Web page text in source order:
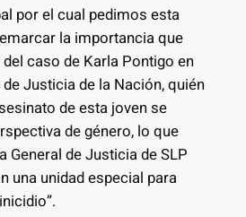
por el cual pedimos esta
la importancia que
caso de Karla Pontigo en
Justicia de la Nación, quién
de esta joven se
de género, lo que
General de Justicia de SLP
una unidad especial para